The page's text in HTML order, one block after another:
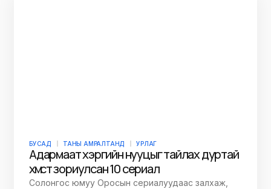
БУСАД ТАНЫ АМРАЛТАНД УРЛАГ
Адармаат хэргийн нууцыг тайлах дуртай
хүмүүст зориулсан 10 сериал
Солонгос юмуу Оросын сериалуудаас залхаж,